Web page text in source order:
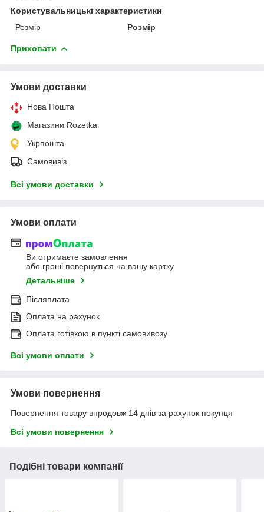
Користувальницькі характеристики
Розмір
Розмір
Приховати
Умови доставки
Нова Пошта
Магазини Rozetka
Укрпошта
Самовивіз
Всі умови доставки
Умови оплати
Ви отримаєте замовлення
або гроші повернуться на вашу картку
Детальніше
Післяплата
Оплата на рахунок
Оплата готівкою в пункті самовивозу
Всі умови оплати
Умови повернення
Повернення товару впродовж 14 днів за рахунок покупця
Всі умови повернення
Подібні товари компанії